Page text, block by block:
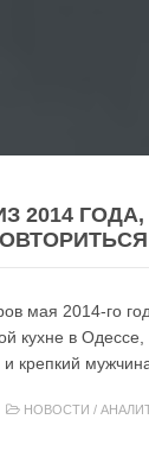
2014
мая 2014-го
кухне в
крепкий
НОВОСТИ /